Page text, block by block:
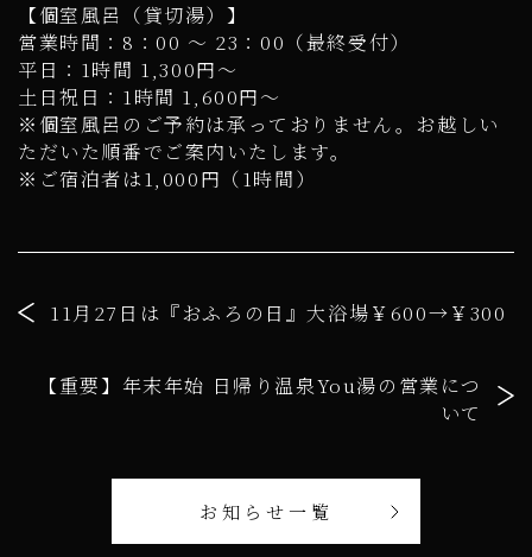
【個室風呂（貸切湯）】
営業時間：8：00 ～ 23：00（最終受付）
平日：1時間 1,300円～
土日祝日：1時間 1,600円～
※個室風呂のご予約は承っておりません。お越しい
ただいた順番でご案内いたします。
※ご宿泊者は1,000円（1時間）
11月27日は『おふろの日』大浴場￥600→￥300
【重要】年末年始 日帰り温泉You湯の営業につ
いて
お知らせ一覧